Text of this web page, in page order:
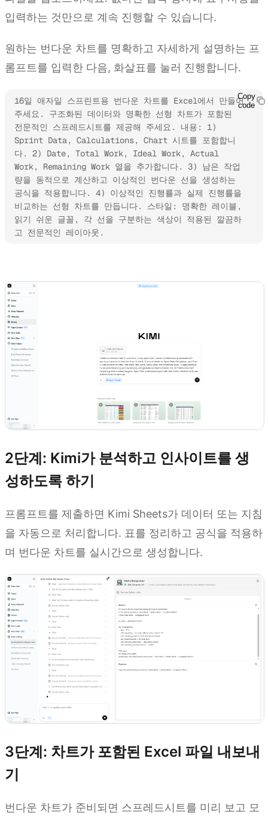
입력하는 것만으로 계속 진행할 수 있습니다.
원하는 번다운 차트를 명확하고 자세하게 설명하는 프
롬프트를 입력한 다음, 화살표를 눌러 진행합니다.
16일 애자일 스프린트용 번다운 차트를 Excel에서 만들어
주세요. 구조화된 데이터와 명확한 선형 차트가 포함된
전문적인 스프레드시트를 제공해 주세요. 내용: 1)
Sprint Data, Calculations, Chart 시트를 포함합니
다. 2) Date, Total Work, Ideal Work, Actual
Work, Remaining Work 열을 추가합니다. 3) 남은 작업
량을 동적으로 계산하고 이상적인 번다운 선을 생성하는
공식을 적용합니다. 4) 이상적인 진행률과 실제 진행률을
비교하는 선형 차트를 만듭니다. 스타일: 명확한 레이블,
읽기 쉬운 글꼴, 각 선을 구분하는 색상이 적용된 깔끔하
고 전문적인 레이아웃.
Copy
code
2단계: Kimi가 분석하고 인사이트를 생
성하도록 하기
프롬프트를 제출하면 Kimi Sheets가 데이터 또는 지침
을 자동으로 처리합니다. 표를 정리하고 공식을 적용하
며 번다운 차트를 실시간으로 생성합니다.
3단계: 차트가 포함된 Excel 파일 내보내
기
번다운 차트가 준비되면 스프레드시트를 미리 보고 모